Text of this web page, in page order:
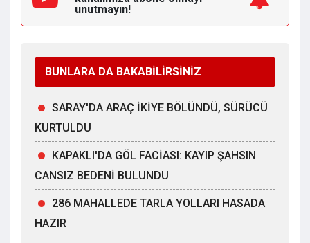
unutmayın!
BUNLARA DA BAKABİLİRSİNİZ
SARAY'DA ARAÇ İKİYE BÖLÜNDÜ, SÜRÜCÜ
KURTULDU
KAPAKLI'DA GÖL FACİASI: KAYIP ŞAHSIN
CANSIZ BEDENİ BULUNDU
286 MAHALLEDE TARLA YOLLARI HASADA
HAZIR